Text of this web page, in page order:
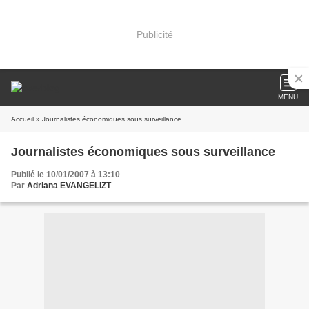
Publicité
MENU
Accueil » Journalistes économiques sous surveillance
Journalistes économiques sous surveillance
Publié le 10/01/2007 à 13:10
Par Adriana EVANGELIZT